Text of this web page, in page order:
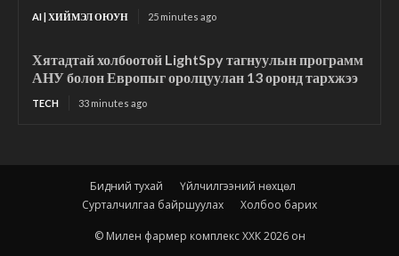
AI | ХИЙМЭЛ ОЮУН 25 minutes ago
Хятадтай холбоотой LightSpy тагнуулын программ
АНУ болон Европыг оролцуулан 13 оронд тархжээ
TECH 33 minutes ago
Бидний тухай
Үйлчилгээний нөхцөл
Сурталчилгаа байршуулах
Холбоо барих
© Милен фармер комплекс ХХК 2026 он